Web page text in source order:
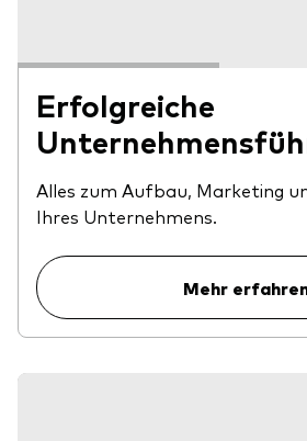
Erfolgreiche
Alles zum Aufbau, Marketing
Ihres Unternehmens.
Mehr